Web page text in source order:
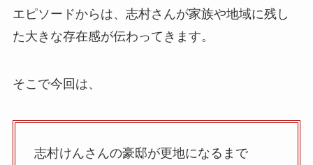
エピソードからは、志村さんが家族や地域に残し
た大きな存在感が伝わってきます。
そこで今回は、
志村けんさんの豪邸が更地になるまで